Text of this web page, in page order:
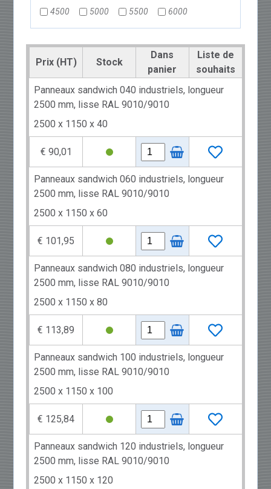
4500
5000 5500 6000
Prix (HT) Stock
Dans
panier
Liste de
souhaits
Panneaux sandwich 040 industriels, longueur
2500 mm, lisse RAL 9010/9010
2500 x 1150 x 40
€ 90,01
Panneaux sandwich 060 industriels, longueur
2500 mm, lisse RAL 9010/9010
2500 x 1150 x 60
€ 101,95
Panneaux sandwich 080 industriels, longueur
2500 mm, lisse RAL 9010/9010
2500 x 1150 x 80
€ 113,89
Panneaux sandwich 100 industriels, longueur
2500 mm, lisse RAL 9010/9010
2500 x 1150 x 100
€ 125,84
Panneaux sandwich 120 industriels, longueur
2500 mm, lisse RAL 9010/9010
2500 x 1150 x 120